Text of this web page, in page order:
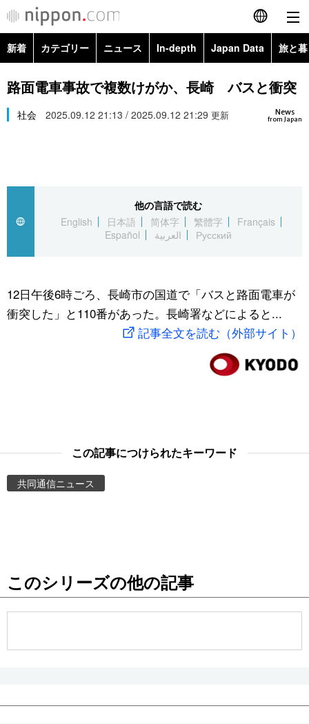
English
简体字
繁體字
العربية
社会
スポーツ・東京2020
旅と暮らし
Images
新着 カテゴリー ニュース In-depth Japan Data 旅と
政治・外交
経済・ビジネス
社会
文化
科学・技術
暮らし
Topics
Images
お知らせ
路面電車事故で複数けがか、長崎 バスと衝突
News
from Japan
社会 2025.09.12 21:13 / 2025.09.12 21:29 更新
他の言語で読む
English
日本語 简体字 繁體字
Français
Español
العربية Русский
12日午後6時ごろ、長崎市の国道で「バスと路面電車が
衝突した」と110番があった。長崎署などによると...
記事全文を読む（外部サイト）
この記事につけられたキーワード
共同通信ニュース
このシリーズの他の記事